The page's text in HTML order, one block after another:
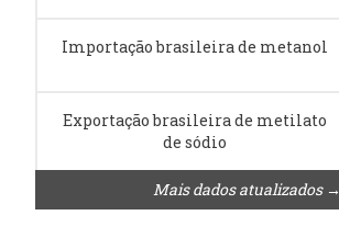
Importação brasileira de metanol
Exportação brasileira de metilato
de sódio
Mais dados atualizados →